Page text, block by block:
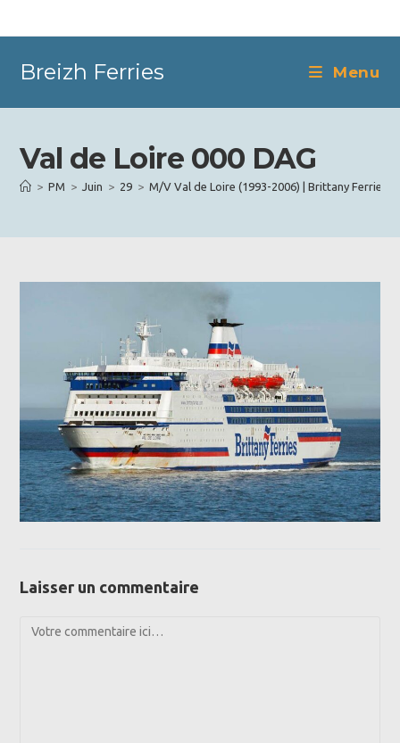
Breizh Ferries Menu
Val de Loire 000 DAG
> PM > Juin > 29 > M/V Val de Loire (1993-2006) | Brittany Ferries
Laisser un commentaire
Comment